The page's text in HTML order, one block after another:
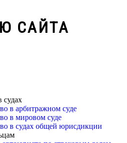
САЙТА
судах
в арбитражном суде
в мировом суде
в судах общей юрисдикции